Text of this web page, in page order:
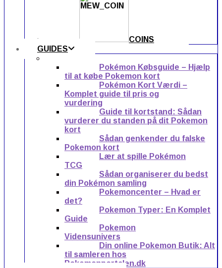
COINS
GUIDES
Pokémon Købsguide – Hjælp
til at købe Pokemon kort
Pokémon Kort Værdi –
Komplet guide til pris og
vurdering
Guide til kortstand: Sådan
vurderer du standen på dit Pokemon
kort
Sådan genkender du falske
Pokemon kort
Lær at spille Pokémon
TCG
Sådan organiserer du bedst
din Pokémon samling
Pokemoncenter – Hvad er
det?
Pokemon Typer: En Komplet
Guide
Pokemon
Vidensunivers
Din online Pokemon Butik: Alt
til samleren hos
Pokemonportalen.dk